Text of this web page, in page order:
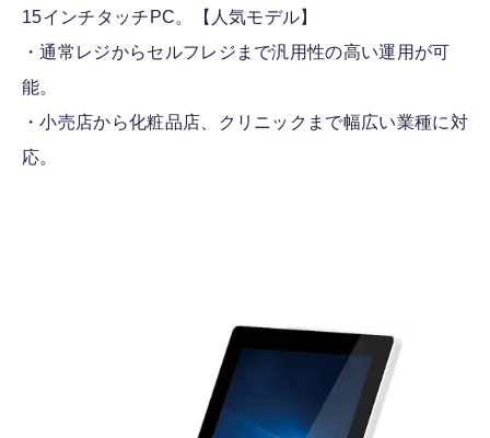
15インチタッチPC。【人気モデル】
・通常レジからセルフレジまで汎用性の高い運用が可
能。
・小売店から化粧品店、クリニックまで幅広い業種に対
応。